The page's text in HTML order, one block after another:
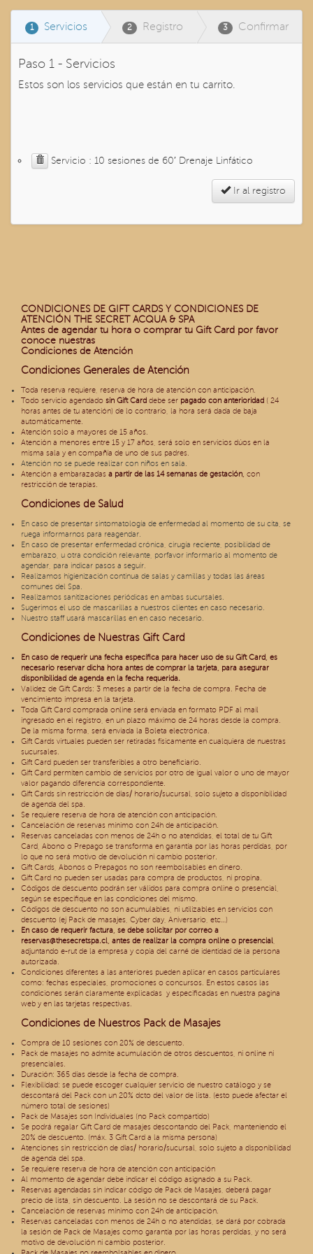
1 Servicios 2 Registro 3 Confirmar
Paso 1 - Servicios
Estos son los servicios que están en tu carrito.
Servicio : 10 sesiones de 60′ Drenaje Linfático
Ir al registro
CONDICIONES DE GIFT CARDS Y CONDICIONES DE
ATENCIÓN THE SECRET ACQUA & SPA
Antes de agendar tu hora o comprar tu Gift Card por favor
conoce nuestras
Condiciones de Atención
Condiciones Generales de Atención
Toda reserva requiere, reserva de hora de atención con anticipación.
Todo servicio agendado sin Gift Card debe ser pagado con anterioridad ( 24
horas antes de tu atención) de lo contrario, la hora será dada de baja
automáticamente.
Atención solo a mayores de 15 años.
Atención a menores entre 15 y 17 años, será solo en servicios dúos en la
misma sala y en compañía de uno de sus padres.
Atención no se puede realizar con niños en sala.
Atención a embarazadas a partir de las 14 semanas de gestación, con
restricción de terapias.
Condiciones de Salud
En caso de presentar sintomatología de enfermedad al momento de su cita, se
ruega informarnos para reagendar.
En caso de presentar enfermedad crónica, cirugía reciente, posibilidad de
embarazo, u otra condición relevante, porfavor informarlo al momento de
agendar, para indicar pasos a seguir.
Realizamos higienización continua de salas y camillas y todas las áreas
comunes del Spa.
Realizamos sanitizaciones periódicas en ambas sucursales.
Sugerimos el uso de mascarillas a nuestros clientes en caso necesario.
Nuestro staff usará mascarillas en en caso necesario.
Condiciones de Nuestras Gift Card
En caso de requerir una fecha específica para hacer uso de su Gift Card, es
necesario reservar dicha hora antes de comprar la tarjeta, para asegurar
disponibilidad de agenda en la fecha requerida.
Validez de Gift Cards: 3 meses a partir de la fecha de compra. Fecha de
vencimiento impresa en la tarjeta.
Toda Gift Card comprada online será enviada en formato PDF al mail
ingresado en el registro, en un plazo máximo de 24 horas desde la compra.
De la misma forma, será enviada la Boleta electrónica.
Gift Cards virtuales pueden ser retiradas físicamente en cualquiera de nuestras
sucursales.
Gift Card pueden ser transferibles a otro beneficiario.
Gift Card permiten cambio de servicios por otro de igual valor o uno de mayor
valor pagando diferencia correspondiente.
Gift Cards sin restricción de días/ horario/sucursal, solo sujeto a disponibilidad
de agenda del spa.
Se requiere reserva de hora de atención con anticipación.
Cancelación de reservas mínimo con 24h de anticipación.
Reservas canceladas con menos de 24h o no atendidas, el total de tu Gift
Card, Abono o Prepago se transforma en garantía por las horas perdidas, por
lo que no será motivo de devolución ni cambio posterior.
Gift Cards, Abonos o Prepagos no son reembolsables en dinero.
Gift Card no pueden ser usadas para compra de productos, ni propina.
Códigos de descuento podrán ser válidos para compra online o presencial,
según se especifique en las condiciones del mismo.
Códigos de descuento no son acumulables, ni utilizables en servicios con
descuento (ej Pack de masajes, Cyber day, Aniversario, etc…)
En caso de requerir factura, se debe solicitar por correo a
reservas@thesecretspa.cl, antes de realizar la compra online o presencial
adjuntando e-rut de la empresa y copia del carné de identidad de la persona
autorizada.
Condiciones diferentes a las anteriores pueden aplicar en casos particulares
como: fechas especiales, promociones o concursos. En estos casos las
condiciones serán claramente explicadas y especificadas en nuestra pagina
web y en las tarjetas respectivas.
Condiciones de Nuestros Pack de Masajes
Compra de 10 sesiones con 20% de descuento.
Pack de masajes no admite acumulación de otros descuentos, ni online ni
presenciales.
Duración: 365 días desde la fecha de compra.
Flexibilidad: se puede escoger cualquier servicio de nuestro catálogo y se
descontará del Pack con un 20% dcto del valor de lista. (esto puede afectar el
número total de sesiones)
Pack de Masajes son Individuales (no Pack compartido)
Se podrá regalar Gift Card de masajes descontando del Pack, manteniendo el
20% de descuento. (máx. 3 Gift Card a la misma persona)
Atenciones sin restricción de días/ horario/sucursal, solo sujeto a disponibilidad
de agenda del spa.
Se requiere reserva de hora de atención con anticipación
Al momento de agendar debe indicar el código asignado a su Pack.
Reservas agendadas sin indicar código de Pack de Masajes, deberá pagar
precio de lista, sin descuento. La sesión no se descontará de su Pack.
Cancelación de reservas mínimo con 24h de anticipación.
Reservas canceladas con menos de 24h o no atendidas, se dará por cobrada
la sesión de Pack de Masajes como garantía por las horas perdidas, y no será
motivo de devolución ni cambio posterior.